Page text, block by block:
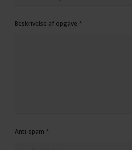
Beskrivelse af opgave *
Anti-spam *